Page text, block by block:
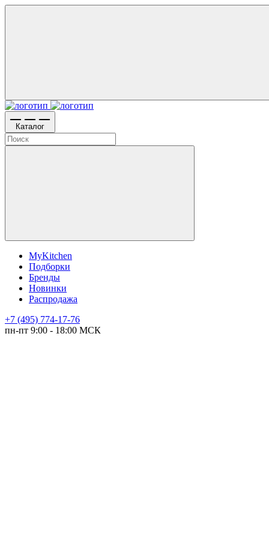
Каталог
MyKitchen
Подборки
Бренды
Новинки
Распродажа
+7 (495) 774-17-76
пн-пт 9:00 - 18:00 МСК